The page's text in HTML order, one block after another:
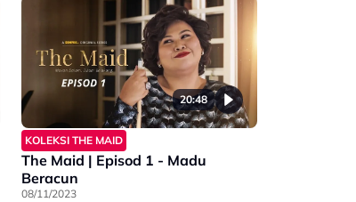
20:48
KOLEKSI THE MAID
The Maid | Episod 1 - Madu
Beracun
08/11/2023